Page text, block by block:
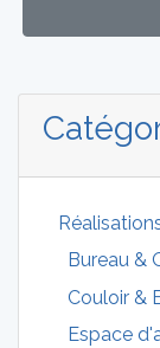
Bureau &
Couloir &
Espace